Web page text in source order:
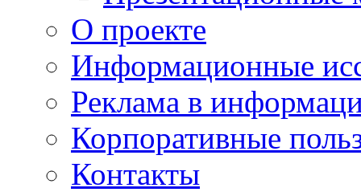
О проекте
Информационные
Реклама в
Корпоративные
Контакты